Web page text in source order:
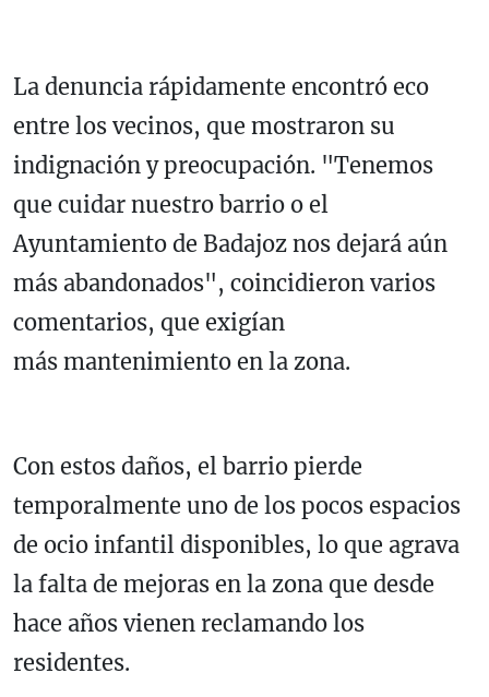
La denuncia rápidamente encontró eco
entre los vecinos, que mostraron su
indignación y preocupación. "Tenemos
que cuidar nuestro barrio o el
Ayuntamiento de Badajoz nos dejará aún
más abandonados", coincidieron varios
comentarios, que exigían
más mantenimiento en la zona.
Con estos daños, el barrio pierde
temporalmente uno de los pocos espacios
de ocio infantil disponibles, lo que agrava
la falta de mejoras en la zona que desde
hace años vienen reclamando los
residentes.